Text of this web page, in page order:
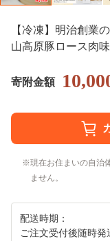
【冷凍】明治創業
山高原豚ロース肉
寄附金額
現在お住まいの自治
ません。
配送時期：
ご注文受付後随時発